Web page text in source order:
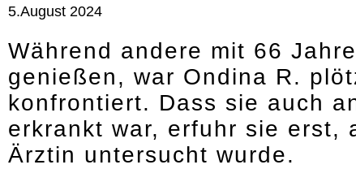
5.August 2024
Während andere mit 66
genießen, war Ondina R.
konfrontiert. Dass sie auch
erkrankt war, erfuhr sie erst,
Ärztin untersucht wurde.